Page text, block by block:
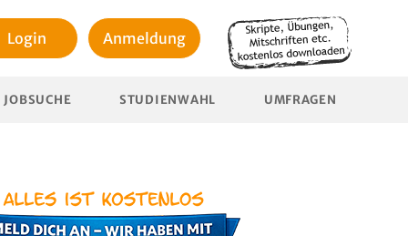
Login Anmeldung
JOBSUCHE STUDIENWAHL UMFRAGEN